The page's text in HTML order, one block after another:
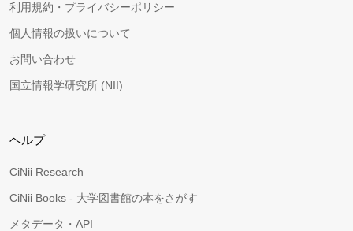
利用規約・プライバシーポリシー
個人情報の扱いについて
お問い合わせ
国立情報学研究所 (NII)
ヘルプ
CiNii Research
CiNii Books - 大学図書館の本をさがす
メタデータ・API